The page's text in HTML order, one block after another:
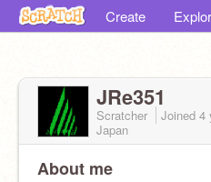
Create
JRe351
Scratcher Joined 4
Japan
About me